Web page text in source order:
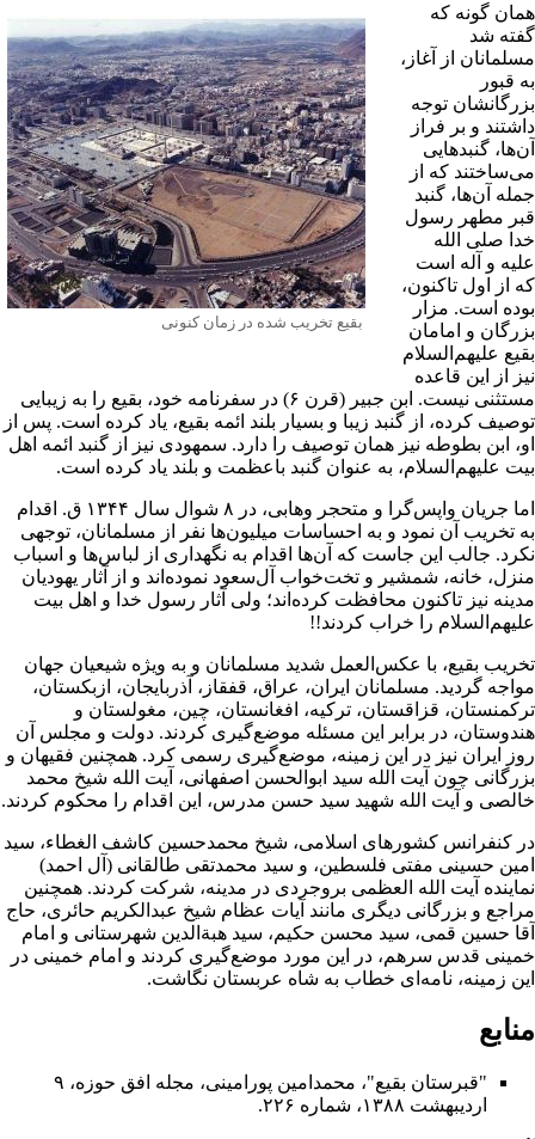
بقیع تخریب شده در زمان کنونی
گونه که
شد
از آغاز،
قبور
توجه
و بر فراز
گنبدهایى
که از
آن‌ها، گنبد
مطهر رسول
صلى ‌الله
‌و آله است
از اول تاکنون،
است. مزار
و امامان
علیهم‌السلام
از این قاعده
نیست.ابن جبیر(قرن ۶) در سفرنامهخود، بقیع را به زیبایى
کرده، از گنبد زیبا و بسیار بلند ائمه بقیع، یاد کرده است. پس از
ابن بطوطهنیز همان توصیف را دارد. سمهودى نیز از گنبد ائمهاهل
علیهم‌السلام، به عنوان گنبد باعظمت و بلند یاد کرده است.
جریان واپس‌گرا و متحجر وهابى ، در ۸ شوال
سال ۱۳۴۴ ق. اقدام
تخریب آن نمود و به احساسات میلیون‌ها نفر از مسلمانان، توجهى
جالب این جاست که آن‌ها اقدام به نگهدارى از لباس‌ها و اسباب
خانه، شمشیر و تخت‌خواب آل‌سعود نموده‌اند و از آثار یهودیان
نیز تاکنون محافظت کرده‌اند؛ ولى آثار رسول خداواهل‌ بیت
را خراب کردند!!
بقیع، با عکس‌العمل شدید مسلمانان و به ویژهشیعیانجهان
گردید. مسلمانانایران،عراق، قفقاز،آذربایجان،ازبکستان،
،قزاقستان،ترکیه،افغانستان، چین، مغولستان و
در برابر این مسئله موضع‌گیرى کردند. دولت و مجلس آن
ایران نیز در این زمینه، موضع‌گیرى رسمى کرد. همچنین فقیهان و
چون آیت الله سید ابوالحسن اصفهانى ، آیت اللهشیخ محمد
و آیت اللهشهید سید حسن مدرس ، این اقدام را محکوم کردند.
کنفرانس کشورهاى اسلامى، شیخمحمدحسین کاشف الغطاء، سید
حسینى مفتىفلسطین، و سید محمدتقى طالقانى (آل احمد)
آیت الله ‌العظمىبروجردىدر مدینه، شرکت کردند. همچنین
و بزرگانى دیگرى مانند آیات عظامشیخ عبدالکریم حائرى،حاج
حسین قمى ،سید محسن حکیم،سید هبةالدین شهرستانى وامام
قدس‌ سرهم، در این مورد موضع‌گیرى کردند و امام خمینى در
زمینه، نامه‌اى خطاب به شاهعربستاننگاشت.
"قبرستان بقیع"، محمدامین پورامینى، مجله افق حوزه، ۹
اردیبهشت ۱۳۸۸، شماره ۲۲۶.